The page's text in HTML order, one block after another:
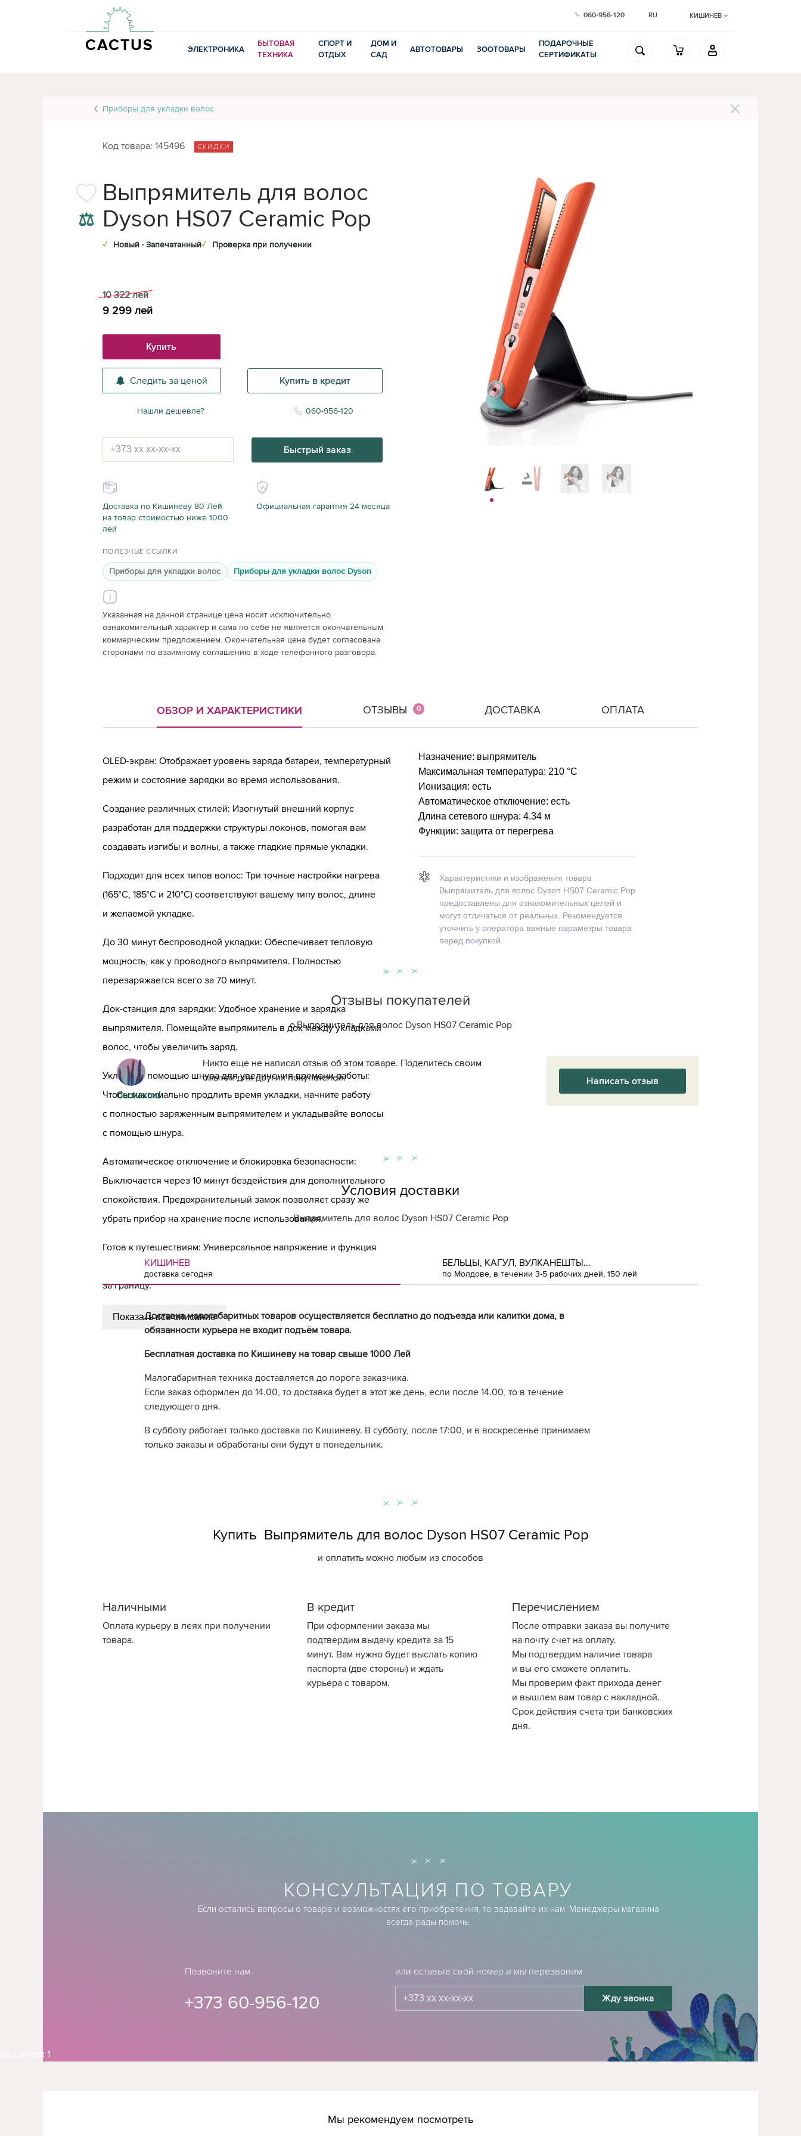
CACTUS
060-956-120 RU КИШИНЕВ
ЭЛЕКТРОНИКА
БЫТОВАЯ
ТЕХНИКА
СПОРТ И
ОТДЫХ
ДОМ И
САД
АВТОТОВАРЫ ЗООТОВАРЫ
ПОДАРОЧНЫЕ
СЕРТИФИКАТЫ
Приборы для укладки волос
Код товара: 145496 СКИДКИ
⚖
Выпрямитель для волос
Dyson HS07 Ceramic Pop
✓ Новый · Запечатанный✓ Проверка при получении
10 322 лей
9 299 лей
Купить
Следить за ценой Купить в кредит
Нашли дешевле? 060-956-120
Быстрый заказ
Доставка по Кишиневу 80 Лей
на товар стоимостью ниже 1000
лей
Официальная гарантия 24 месяца
ПОЛЕЗНЫЕ ССЫЛКИ
Приборы для укладки волос Приборы для укладки волос Dyson
Указанная на данной странице цена носит исключительно
ознакомительный характер и сама по себе не является окончательным
коммерческим предложением. Окончательная цена будет согласована
сторонами по взаимному соглашению в ходе телефонного разговора.
ОБЗОР И ХАРАКТЕРИСТИКИ ОТЗЫВЫ 0 ДОСТАВКА ОПЛАТА
OLED-экран: Отображает уровень заряда батареи, температурный
режим и состояние зарядки во время использования.
Создание различных стилей: Изогнутый внешний корпус
разработан для поддержки структуры локонов, помогая вам
создавать изгибы и волны, а также гладкие прямые укладки.
Подходит для всех типов волос: Три точные настройки нагрева
(165°C, 185°C и 210°C) соответствуют вашему типу волос, длине
и желаемой укладке.
До 30 минут беспроводной укладки: Обеспечивает тепловую
мощность, как у проводного выпрямителя. Полностью
перезаряжается всего за 70 минут.
Док-станция для зарядки: Удобное хранение и зарядка
выпрямителя. Помещайте выпрямитель в док между укладками
волос, чтобы увеличить заряд.
Укладка с помощью шнура для увеличения времени работы:
Чтобы максимально продлить время укладки, начните работу
с полностью заряженным выпрямителем и укладывайте волосы
с помощью шнура.
Автоматическое отключение и блокировка безопасности:
Выключается через 10 минут бездействия для дополнительного
спокойствия. Предохранительный замок позволяет сразу же
убрать прибор на хранение после использования.
Готов к путешествиям: Универсальное напряжение и функция
«Готовность к полету» позволят вам отправиться с выпрямителем
за границу.
Показать все описание
Назначение: выпрямитель
Максимальная температура: 210 °C
Ионизация: есть
Автоматическое отключение: есть
Длина сетевого шнура: 4.34 м
Функции: защита от перегрева
Характеристики и изображения товара
Выпрямитель для волос Dyson HS07 Ceramic Pop
предоставлены для ознакомительных целей и
могут отличаться от реальных. Рекомендуется
уточнить у оператора важные параметры товара
перед покупкой.
Отзывы покупателей
оВыпрямитель для волос Dyson HS07 Ceramic Pop
Cactus.md
Никто еще не написал отзыв об этом товаре. Поделитесь своим
опытом для других покупателей.
Написать отзыв
Условия доставки
Выпрямитель для волос Dyson HS07 Ceramic Pop
КИШИНЕВ
доставка сегодня
БЕЛЬЦЫ, КАГУЛ, ВУЛКАНЕШТЫ...
по Молдове, в течении 3-5 рабочих дней, 150 лей
Доставка малогабаритных товаров осуществляется бесплатно до подъезда или калитки дома, в
обязанности курьера не входит подъём товара.
Бесплатная доставка по Кишиневу на товар свыше 1000 Лей
Малогабаритная техника доставляется до порога заказчика.
Если заказ оформлен до 14.00, то доставка будет в этот же день, если после 14.00, то в течение
следующего дня.
В субботу работает только доставка по Кишиневу. В субботу, после 17:00, и в воскресенье принимаем
только заказы и обработаны они будут в понедельник.
Купить Выпрямитель для волос Dyson HS07 Ceramic Pop
и оплатить можно любым из способов
Наличными
Оплата курьеру в леях при получении
товара.
В кредит
При оформлении заказа мы
подтвердим выдачу кредита за 15
минут. Вам нужно будет выслать копию
паспорта (две стороны) и ждать
курьера с товаром.
Перечислением
После отправки заказа вы получите
на почту счет на оплату.
Мы подтвердим наличие товара
и вы его сможете оплатить.
Мы проверим факт прихода денег
и вышлем вам товар с накладной.
Срок действия счета три банковских
дня.
КОНСУЛЬТАЦИЯ ПО ТОВАРУ
Если остались вопросы о товаре и возможностях его приобретения, то задавайте их нам. Менеджеры магазина
всегда рады помочь.
Позвоните нам или оставьте свой номер и мы перезвоним
+373 60-956-120 Жду звонка
Мы рекомендуем посмотреть